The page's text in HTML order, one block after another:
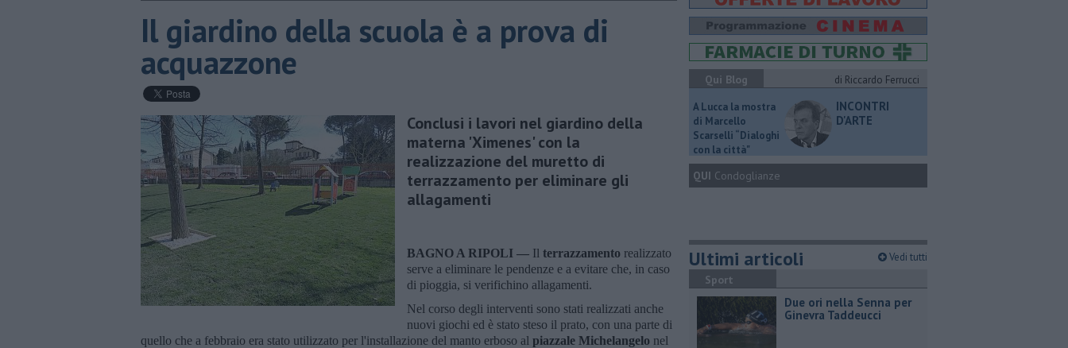
Il giardino della scuola è a prova di
acquazzone
Conclusi i lavori nel giardino della
materna 'Ximenes' con la
realizzazione del muretto di
terrazzamento per eliminare gli
allagamenti
BAGNO A RIPOLI — Il terrazzamento realizzato
serve a eliminare le pendenze e a evitare che, in caso
di pioggia, si verifichino allagamenti.
Nel corso degli interventi sono stati realizzati anche
nuovi giochi ed è stato steso il prato, con una parte di
quello che a febbraio era stato utilizzato per l'installazione del manto erboso al piazzale Michelangelo nel
Qui Blog
di Riccardo Ferrucci
A Lucca la mostra
di Marcello
Scarselli “Dialoghi
con la città"
INCONTRI
D'ARTE
QUI Condoglianze
Ultimi articoli Vedi tutti
Sport
Due ori nella Senna per
Ginevra Taddeucci